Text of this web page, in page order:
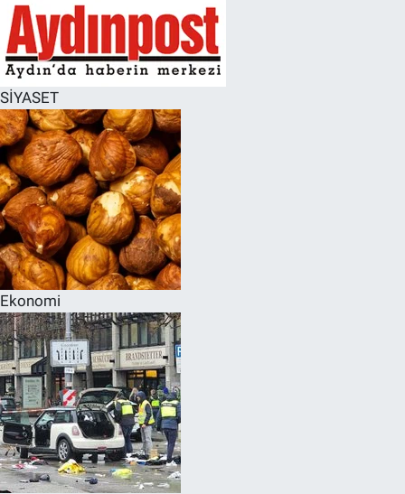
SİYASET
Ekonomi